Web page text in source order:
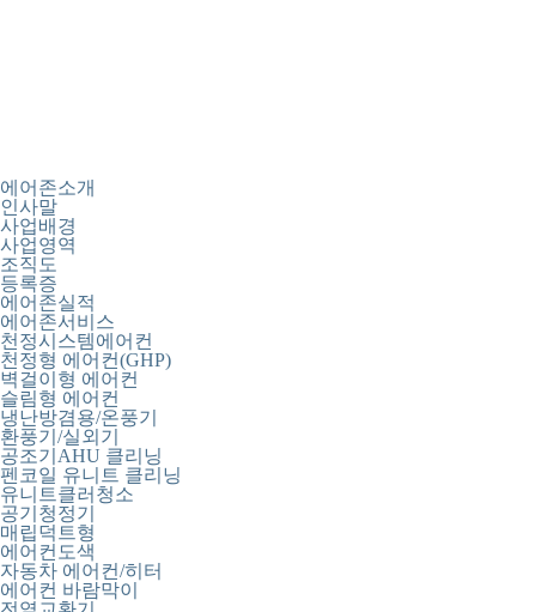
에어존소개
인사말
사업배경
사업영역
조직도
등록증
에어존실적
에어존서비스
천정시스템에어컨
천정형 에어컨(GHP)
벽걸이형 에어컨
슬림형 에어컨
냉난방겸용/온풍기
환풍기/실외기
공조기AHU 클리닝
펜코일 유니트 클리닝
유니트클러청소
공기청정기
매립덕트형
에어컨도색
자동차 에어컨/히터
에어컨 바람막이